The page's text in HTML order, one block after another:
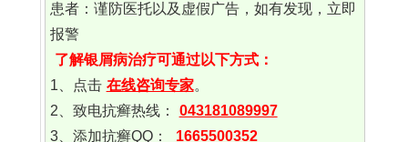
患者：谨防医托以及虚假广告，如有发现，立即
报警
了解银屑病治疗可通过以下方式：
1、点击 在线咨询专家。
2、致电抗癣热线：
043181089997
3、添加抗癣QQ：
1665500352